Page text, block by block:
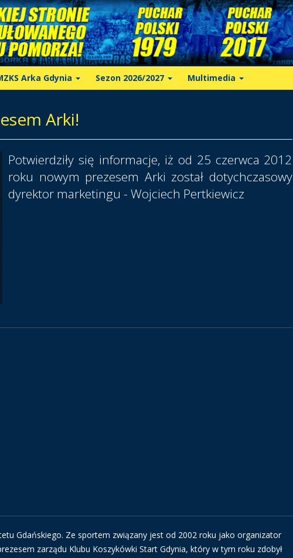
Arka Gdynia Sezon 2026/2027 Multimedia
Arki!
Potwierdziły się informacje, iż od 25 czerwca 2012
roku nowym prezesem Arki został dotychczasowy
dyrektor marketingu - Wojciech Pertkiewicz
Gdańskiego. Ze sportem związany jest od 2002 roku jako organizator
zarządu Klubu Koszykówki Start Gdynia, który w tym roku zdobył